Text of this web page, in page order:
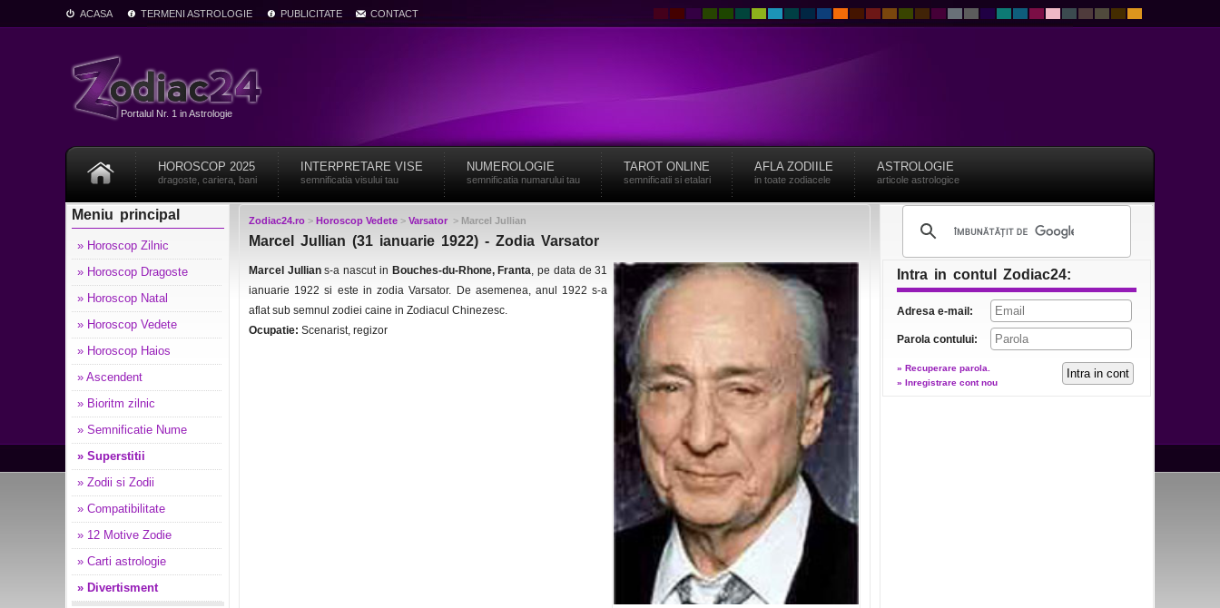
ACASA TERMENI ASTROLOGIE PUBLICITATE CONTACT
Portalul Nr. 1 in Astrologie
HOROSCOP 2025
dragoste, cariera, bani
INTERPRETARE VISE
semnificatia visului tau
NUMEROLOGIE
semnificatia numarului tau
TAROT ONLINE
semnificatii si etalari
AFLA ZODIILE
in toate zodiacele
ASTROLOGIE
articole astrologice
Meniu principal
» Horoscop Zilnic
» Horoscop Dragoste
» Horoscop Natal
» Horoscop Vedete
» Horoscop Haios
» Ascendent
» Bioritm zilnic
» Semnificatie Nume
» Superstitii
» Zodii si Zodii
» Compatibilitate
» 12 Motive Zodie
» Carti astrologie
» Divertisment
Zodiac24.ro > Horoscop Vedete > Varsator > Marcel Jullian
Marcel Jullian (31 ianuarie 1922) - Zodia Varsator
Marcel Jullians-a nascut in Bouches-du-Rhone, Franta, pe data de 31
ianuarie 1922 si este in zodia Varsator. De asemenea, anul 1922 s-a
aflat sub semnul zodiei caine in Zodiacul Chinezesc.
Ocupatie: Scenarist, regizor
Intra in contul Zodiac24:
Adresa e-mail:
Parola contului:
» Recuperare parola.
» Inregistrare cont nou